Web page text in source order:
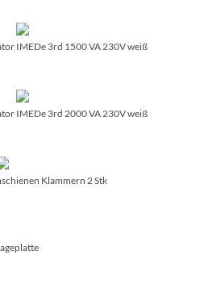
IMEDe 3rd 1500 VA 230V weiß
IMEDe 3rd 2000 VA 230V weiß
Klammern 2 Stk